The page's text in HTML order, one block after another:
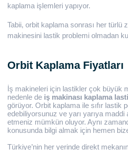
kaplama işlemleri yapıyor.
Tabii, orbit kaplama sonrası her türlü
makinesini lastik problemi olmadan
Orbit Kaplama Fiyatları
İş makineleri için lastikler çok büyük
nedenle de iş makinası kaplama
görüyor. Orbit kaplama ile sıfır lastik
edebiliyorsunuz ve yarı yarıya maddi
etmeniz mümkün oluyor. Aynı
konusunda bilgi almak için hemen
Türkiye’nin her yerinde direkt